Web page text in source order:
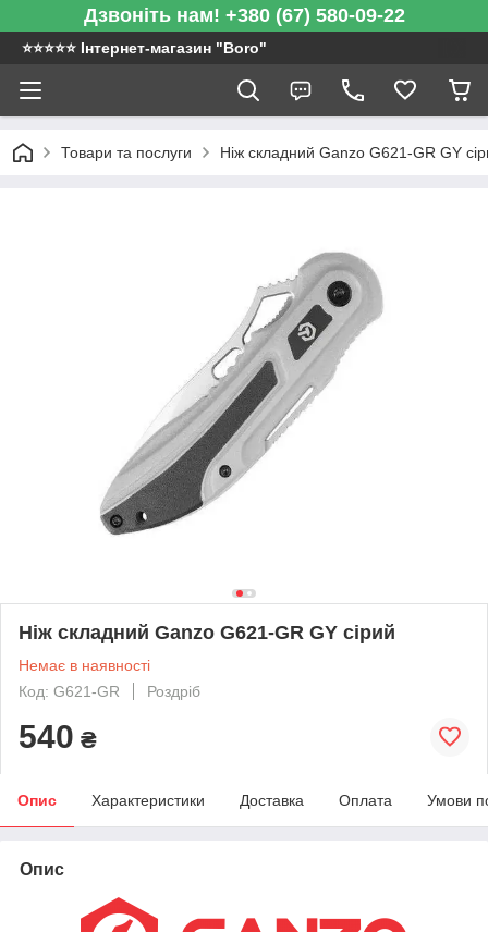
Дзвоніть нам! +380 (67) 580-09-22
⭐️⭐️⭐️⭐️⭐️ Інтернет-магазин "Boro"
Товари та послуги Ніж складний Ganzo G621-GR GY
Ніж складний Ganzo G621-GR GY сiрий
Немає в наявності
Код: G621-GR
Роздріб
540 ₴
Опис Характеристики Доставка Оплата Умови
Опис